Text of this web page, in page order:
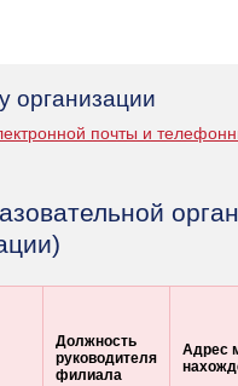
организации
почты и
Должность
руководителя
филиала
Адрес